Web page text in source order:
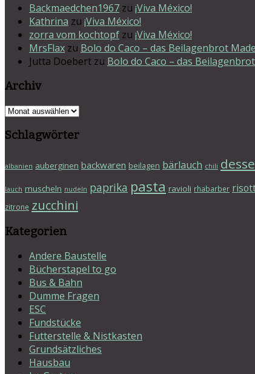
Backmaedchen1967 zu ¡Viva México!
Kathrina zu ¡Viva México!
zorra vom kochtopf zu ¡Viva México!
MrsFlax zu Bolo do Caco – das Beilagenbrot
Jutta Doebert zu Bolo do Caco – das
Archiv
Archiv
Schlagwörter
albanien auberginen backwaren beilagen bärlauch chili
lauch muscheln nudeln paprika pasta ravioli rhabarber
zitrone zucchini
Kategorien
Andere Baustelle
Bücherstapel to go
Bus & Bahn
Dumme Fragen
ESC
Fundstücke
Futterstelle & Nistkasten
Grundsätzliches
Hausbau